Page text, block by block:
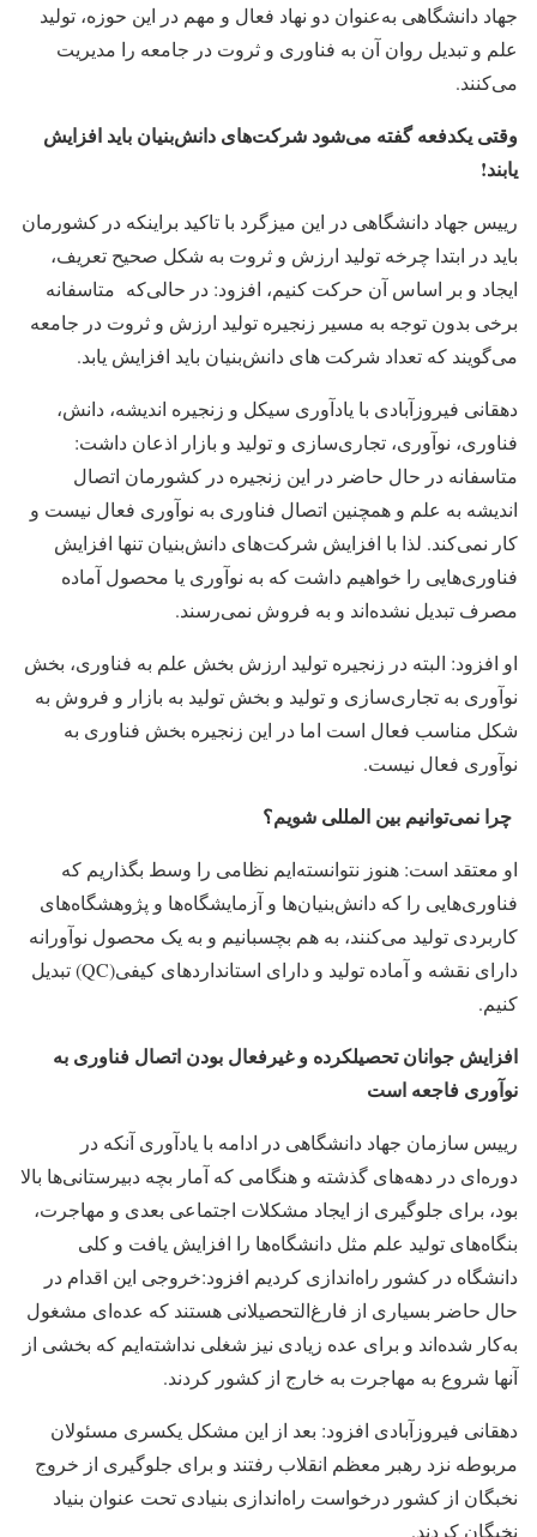
جهاد دانشگاهی به‌عنوان دو نهاد فعال و مهم در این حوزه، تولید
علم و تبدیل روان آن به فناوری و ثروت در جامعه را مدیریت
می‌کنند.
وقتی یکدفعه گفته می‌شود شرکت‌های دانش‌بنیان باید افزایش
یابند!
رییس جهاد دانشگاهی در این میزگرد با تاکید براینکه در کشورمان
باید در ابتدا چرخه تولید ارزش و ثروت به شکل صحیح تعریف،
ایجاد و بر اساس آن حرکت کنیم، افزود: در حالی‌که متاسفانه
برخی بدون توجه به مسیر زنجیره تولید ارزش و ثروت در جامعه
می‌گویند که تعداد شرکت های دانش‌بنیان باید افزایش یابد.
دهقانی فیروزآبادی با یادآوری سیکل و زنجیره اندیشه، دانش،
فناوری، نوآوری، تجاری‌سازی و تولید و بازار اذعان داشت:
متاسفانه در حال حاضر در این زنجیره در کشورمان اتصال
اندیشه به علم و همچنین اتصال فناوری به نوآوری فعال نیست و
کار نمی‌کند. لذا با افزایش شرکت‌های دانش‌بنیان تنها افزایش
فناوری‌هایی را خواهیم داشت که به نوآوری یا محصول آماده
مصرف تبدیل نشده‌اند و به فروش نمی‌رسند.
او افزود: البته در زنجیره تولید ارزش بخش علم به فناوری، بخش
نوآوری به تجاری‌سازی و تولید و بخش تولید به بازار و فروش به
شکل مناسب فعال است اما در این زنجیره بخش فناوری به
نوآوری فعال نیست.
چرا نمی‌توانیم بین المللی شویم؟
او معتقد است: هنوز نتوانسته‌ایم نظامی را وسط بگذاریم که
فناوری‌هایی را که دانش‌بنیان‌ها و آزمایشگاه‌ها و پژوهشگاه‌های
کاربردی تولید می‌کنند، به هم بچسبانیم و به یک محصول نوآورانه
دارای نقشه و آماده تولید و دارای استانداردهای کیفی(QC) تبدیل
کنیم.
افزایش جوانان تحصیلکرده و غیرفعال بودن اتصال فناوری به
نوآوری فاجعه است
رییس سازمان جهاد دانشگاهی در ادامه با یادآوری آنکه در
دوره‌ای در دهه‌های گذشته و هنگامی که آمار بچه دبیرستانی‌ها بالا
بود، برای جلوگیری از ایجاد مشکلات اجتماعی بعدی و مهاجرت،
بنگاه‌های تولید علم مثل دانشگاه‌ها را افزایش یافت و کلی
دانشگاه در کشور راه‌اندازی کردیم افزود:خروجی این اقدام در
حال حاضر بسیاری از فارغ‌التحصیلانی هستند که عده‌ای مشغول
به‌کار شده‌اند و برای عده زیادی نیز شغلی نداشته‌ایم که بخشی از
آنها شروع به مهاجرت به خارج از کشور کردند.
دهقانی فیروزآبادی افزود: بعد از این مشکل یکسری مسئولان
مربوطه نزد رهبر معظم انقلاب رفتند و برای جلوگیری از خروج
نخبگان از کشور درخواست راه‌اندازی بنیادی تحت عنوان بنیاد
نخبگان کردند.